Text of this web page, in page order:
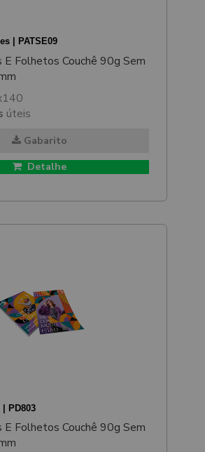
| PATSE09
Folhetos Couchê 90g Sem
úteis
Gabarito
Detalhe
| PD803
Folhetos Couchê 90g Sem